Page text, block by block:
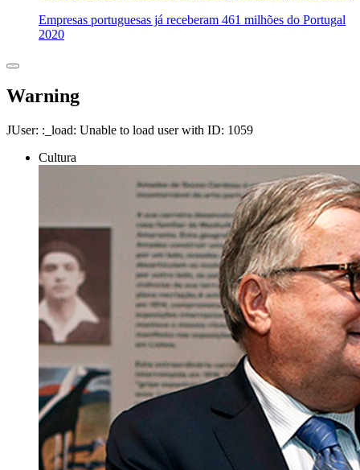
Empresas portuguesas já receberam 461 milhões do Portugal
2020
Warning
JUser: :_load: Unable to load user with ID: 1059
Cultura